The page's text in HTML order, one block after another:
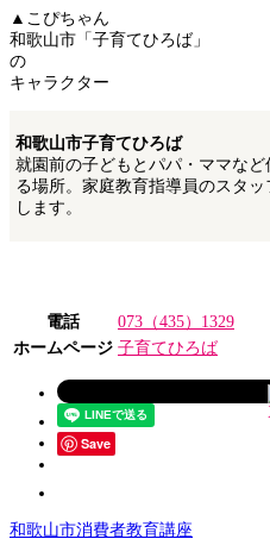
▲こぴちゃん
和歌山市「子育てひろば」
の
キャラクター
和歌山市子育てひろば
就園前の子どもとパパ・ママな
る場所。家庭教育指導員のスタ
します。
電話
073（435）1329
ホームページ 子育てひろば
Save
和歌山市消費者教育講座